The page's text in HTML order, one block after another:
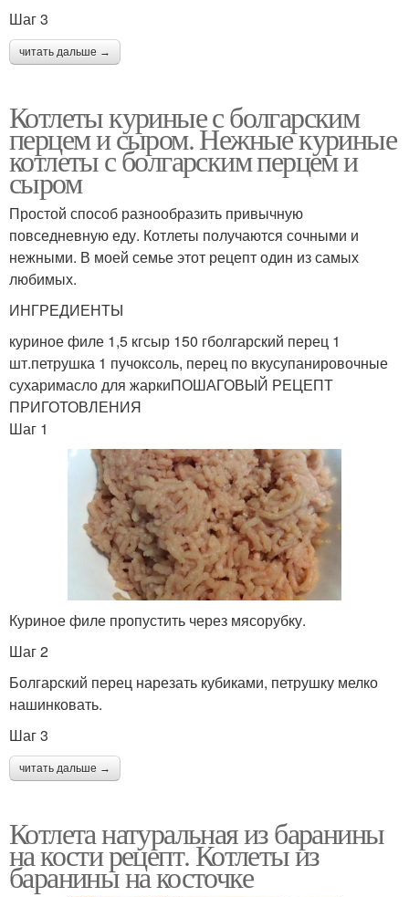
Шаг 3
читать дальше →
Котлеты куриные с болгарским
перцем и сыром. Нежные куриные
котлеты с болгарским перцем и
сыром
Простой способ разнообразить привычную
повседневную еду. Котлеты получаются сочными и
нежными. В моей семье этот рецепт один из самых
любимых.
ИНГРЕДИЕНТЫ
куриное филе 1,5 кгсыр 150 гболгарский перец 1
шт.петрушка 1 пучоксоль, перец по вкусупанировочные
сухаримасло для жаркиПОШАГОВЫЙ РЕЦЕПТ
ПРИГОТОВЛЕНИЯ
Шаг 1
Куриное филе пропустить через мясорубку.
Шаг 2
Болгарский перец нарезать кубиками, петрушку мелко
нашинковать.
Шаг 3
читать дальше →
Котлета натуральная из баранины
на кости рецепт. Котлеты из
баранины на косточке